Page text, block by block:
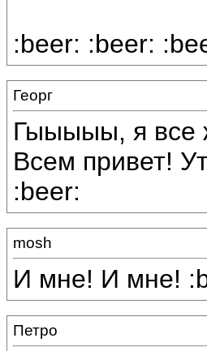
:beer: :beer:
Георг
Гыыыыы, я все
Всем привет!
:beer:
mosh
И мне! И мне!
Петро